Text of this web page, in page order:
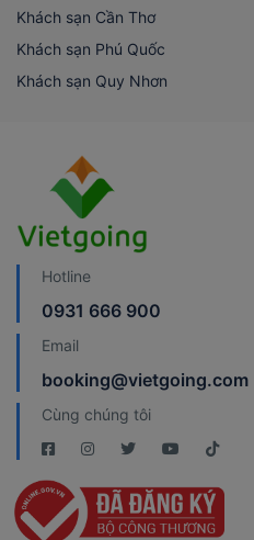
Khách sạn Cần Thơ
Khách sạn Phú Quốc
Khách sạn Quy Nhơn
Hotline
0931 666 900
Email
booking@vietgoing.com
Cùng chúng tôi